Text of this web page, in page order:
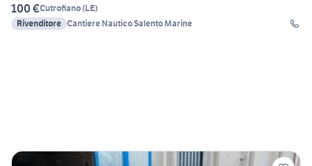
100 €Cutrofiano(LE)
Rivenditore Cantiere Nautico Salento Marine